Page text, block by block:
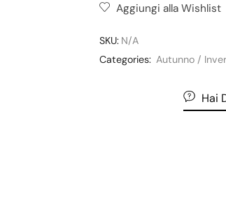
Aggiungi alla Wishlist
SKU: N/A
Categories: Autunno /
Hai